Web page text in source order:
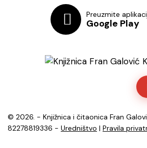
Preuzmite
Google Play
© 2026. - Knjižnica i čitaonica Fran
82278819336 - Uredništvo | Pravila